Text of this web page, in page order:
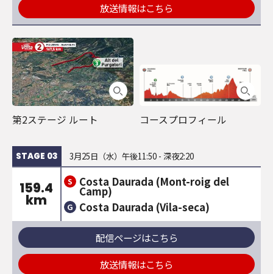
放送情報はこちら
第2ステージ ルート コースプロフィール
STAGE 03 3月25日（水）午後11:50 - 深夜2:20
159.4
km
S Costa Daurada (Mont-roig del
Camp)
G Costa Daurada (Vila-seca)
配信ページはこちら
放送情報はこちら